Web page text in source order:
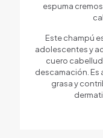
espuma
Este champú
adolescentes y
cuero
descamación.
grasa y